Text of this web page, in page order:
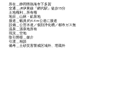
所在＿静岡県熱海市下多賀
交通＿JR伊東線『網代駅』徒歩15分
土地権利＿所有権
地目＿山林・鉱泉地
接道＿幅員 約4.4ｍ公道に接道
設備＿公営水道／個別浄化槽／都市ガス無
温泉＿源泉地所有
現況＿空地
取引態様＿媒介
引渡＿相談
備考＿土砂災害警戒区域外、埋蔵外